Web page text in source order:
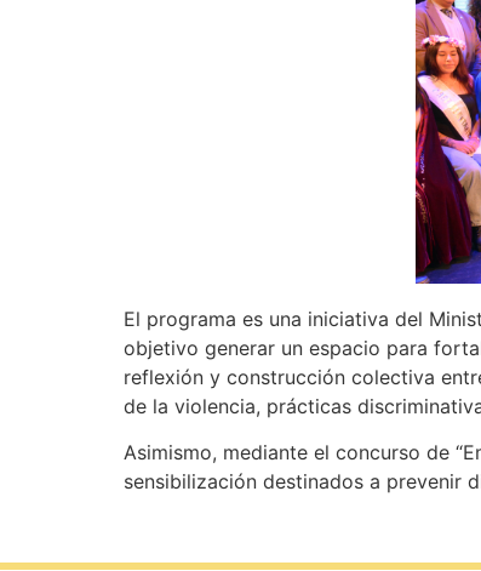
El programa es una iniciativa del
objetivo generar un espacio para
reflexión y construcción colectiva
de la violencia, prácticas
Asimismo, mediante el concurso de
sensibilización destinados a prevenir